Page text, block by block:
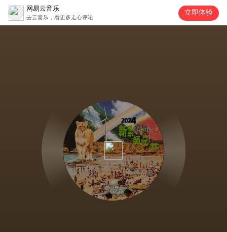
网易云音乐
去云音乐，看更多走心评论
立即体验